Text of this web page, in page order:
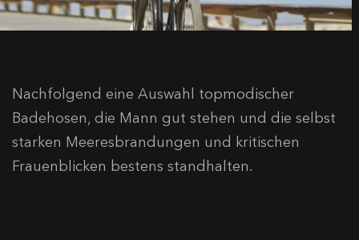
Nachfolgend eine Auswahl topmodischer
Badehosen, die Mann gut stehen und die selbst
starken Meeresbrandungen und kritischen
Frauenblicken bestens standhalten.